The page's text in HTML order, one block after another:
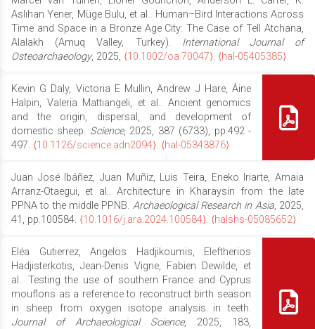
Aslıhan Yener, Müge Bulu, et al.. Human–Bird Interactions Across
Time and Space in a Bronze Age City: The Case of Tell Atchana,
Alalakh (Amuq Valley, Turkey). International Journal of
Osteoarchaeology, 2025, ⟨10.1002/oa.70047⟩. ⟨hal-05405385⟩
Kevin G Daly, Victoria E Mullin, Andrew J Hare, Áine
Halpin, Valeria Mattiangeli, et al.. Ancient genomics
and the origin, dispersal, and development of
domestic sheep. Science, 2025, 387 (6733), pp.492 -
497. ⟨10.1126/science.adn2094⟩. ⟨hal-05343876⟩
Juan José Ibáñez, Juan Muñiz, Luis Teira, Eneko Iriarte, Amaia
Arranz-Otaegui, et al.. Architecture in Kharaysin from the late
PPNA to the middle PPNB. Archaeological Research in Asia, 2025,
41, pp.100584. ⟨10.1016/j.ara.2024.100584⟩. ⟨halshs-05085652⟩
Eléa Gutierrez, Angelos Hadjikoumis, Eleftherios
Hadjisterkotis, Jean-Denis Vigne, Fabien Dewilde, et
al.. Testing the use of southern France and Cyprus
mouflons as a reference to reconstruct birth season
in sheep from oxygen isotope analysis in teeth.
Journal of Archaeological Science, 2025, 183,